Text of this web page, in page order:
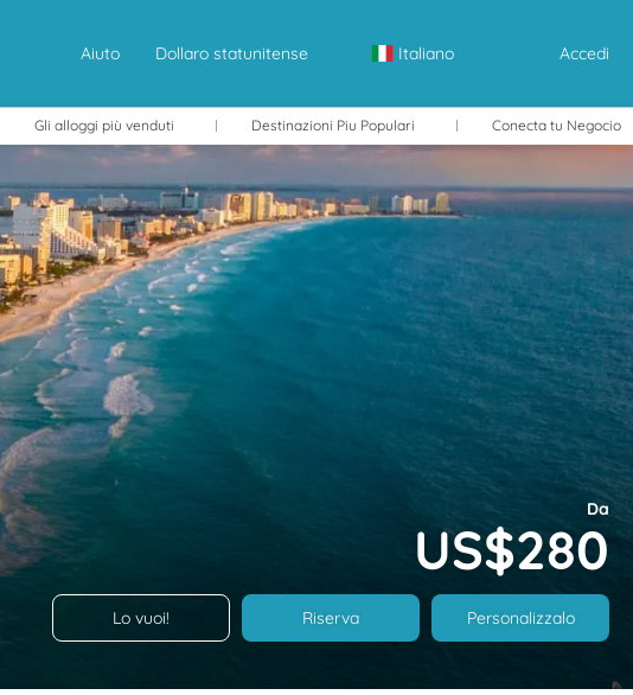
Aiuto Dollaro statunitense Italiano Accedi
Gli alloggi più venduti Destinazioni Piu Populari Conecta tu Negocio
Da
US$280
Lo vuoi! Riserva Personalizzalo